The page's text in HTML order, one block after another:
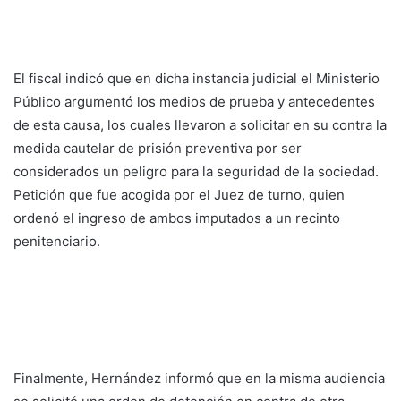
El fiscal indicó que en dicha instancia judicial el Ministerio
Público argumentó los medios de prueba y antecedentes
de esta causa, los cuales llevaron a solicitar en su contra la
medida cautelar de prisión preventiva por ser
considerados un peligro para la seguridad de la sociedad.
Petición que fue acogida por el Juez de turno, quien
ordenó el ingreso de ambos imputados a un recinto
penitenciario.
Finalmente, Hernández informó que en la misma audiencia